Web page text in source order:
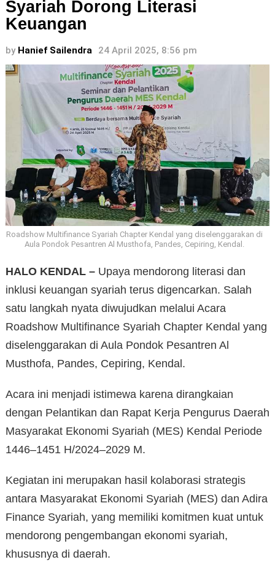
Syariah Dorong Literasi
Keuangan
by Hanief Sailendra 24 April 2025, 8:56 pm
Roadshow Multifinance Syariah Chapter Kendal yang diselenggarakan di
Aula Pondok Pesantren Al Musthofa, Pandes, Cepiring, Kendal.
HALO KENDAL – Upaya mendorong literasi dan
inklusi keuangan syariah terus digencarkan. Salah
satu langkah nyata diwujudkan melalui Acara
Roadshow Multifinance Syariah Chapter Kendal yang
diselenggarakan di Aula Pondok Pesantren Al
Musthofa, Pandes, Cepiring, Kendal.
Acara ini menjadi istimewa karena dirangkaian
dengan Pelantikan dan Rapat Kerja Pengurus Daerah
Masyarakat Ekonomi Syariah (MES) Kendal Periode
1446–1451 H/2024–2029 M.
Kegiatan ini merupakan hasil kolaborasi strategis
antara Masyarakat Ekonomi Syariah (MES) dan Adira
Finance Syariah, yang memiliki komitmen kuat untuk
mendorong pengembangan ekonomi syariah,
khususnya di daerah.